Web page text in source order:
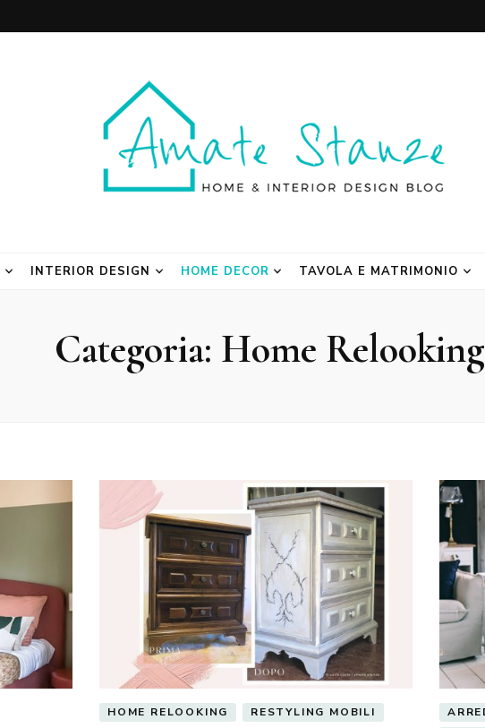
INTERIOR DESIGN HOME DECOR TAVOLA E MATRIMONIO
Categoria: Home Relooking
HOME RELOOKING RESTYLING MOBILI